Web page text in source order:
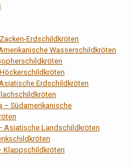
Erdschildkröten
Wasserschildkröten
Erdschildkröten
– Südamerikanische
Asiatische Landschildkröten
Klappschildkröten